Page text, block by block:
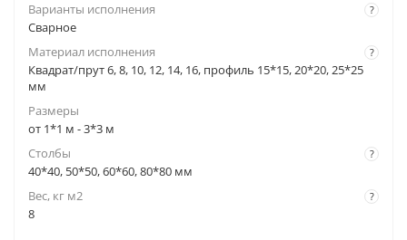
?
Варианты исполнения
Cварное
?
Материал исполнения
Квадрат/прут 6, 8, 10, 12, 14, 16, профиль 15*15, 20*20, 25*25
мм
Размеры
от 1*1 м - 3*3 м
?
Столбы
40*40, 50*50, 60*60, 80*80 мм
?
Вес, кг м2
8